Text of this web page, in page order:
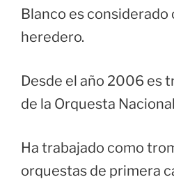
Blanco es
heredero.
Desde el año 2006 es
de la Orquesta
Ha trabajado como
orquestas de primera